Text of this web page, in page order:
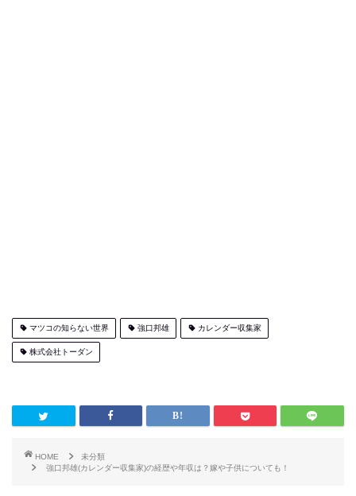
マツコの知らない世界 強口邦雄 カレンダー収集家
株式会社トーダン
HOME
未分類
強口邦雄(カレンダー収集家)の経歴や年収は？嫁や子供についても！